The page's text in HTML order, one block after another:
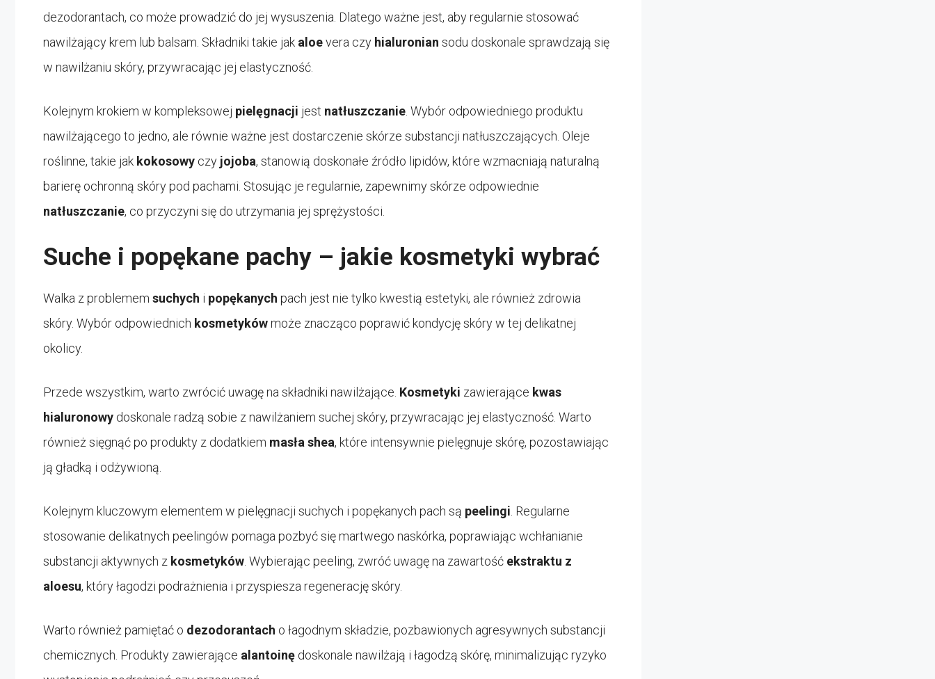
dezodorantach, co może prowadzić do jej wysuszenia. Dlatego ważne jest, aby regularnie stosować
nawilżający krem lub balsam. Składniki takie jak aloevera czy hialuronian sodu doskonale sprawdzają się
w nawilżaniu skóry, przywracając jej elastyczność.
Kolejnym krokiem w kompleksowej pielęgnacji jest natłuszczanie . Wybór odpowiedniego produktu
nawilżającego to jedno, ale równie ważne jest dostarczenie skórze substancji natłuszczających. Oleje
roślinne, takie jak kokosowy czy jojoba, stanowią doskonałe źródło lipidów, które wzmacniają naturalną
barierę ochronną skóry pod pachami. Stosując je regularnie, zapewnimy skórze odpowiednie
natłuszczanie, co przyczyni się do utrzymania jej sprężystości.
Suche i popękane pachy – jakie kosmetyki wybrać
Walka z problemem suchych i popękanych pach jest nie tylko kwestią estetyki, ale również zdrowia
skóry. Wybór odpowiednich kosmetykówmoże znacząco poprawić kondycję skóry w tej delikatnej
okolicy.
Przede wszystkim, warto zwrócić uwagę na składniki nawilżające. Kosmetyki zawierające kwas
hialuronowy doskonale radzą sobie z nawilżaniem suchej skóry, przywracając jej elastyczność. Warto
również sięgnąć po produkty z dodatkiem masła shea, które intensywnie pielęgnuje skórę, pozostawiając
ją gładką i odżywioną.
Kolejnym kluczowym elementem w pielęgnacji suchych i popękanych pach są peelingi . Regularne
stosowanie delikatnych peelingów pomaga pozbyć się martwego naskórka, poprawiając wchłanianie
substancji aktywnych z kosmetyków . Wybierając peeling, zwróć uwagę na zawartość ekstraktu z
aloesu, który łagodzi podrażnienia i przyspiesza regenerację skóry.
Warto również pamiętać o dezodorantach o łagodnym składzie, pozbawionych agresywnych substancji
chemicznych. Produkty zawierające alantoinę doskonale nawilżają i łagodzą skórę, minimalizując ryzyko